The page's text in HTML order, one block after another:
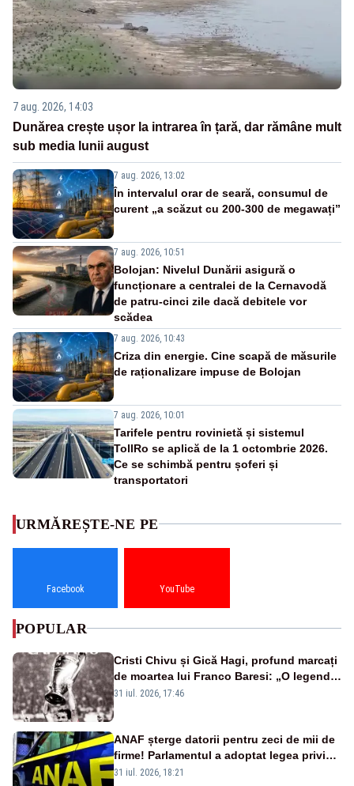
7 aug. 2026, 14:03
Dunărea crește ușor la intrarea în țară, dar rămâne mult
sub media lunii august
7 aug. 2026, 13:02
În intervalul orar de seară, consumul de
curent „a scăzut cu 200-300 de megawați”
7 aug. 2026, 10:51
Bolojan: Nivelul Dunării asigură o
funcționare a centralei de la Cernavodă
de patru-cinci zile dacă debitele vor
scădea
7 aug. 2026, 10:43
Criza din energie. Cine scapă de măsurile
de raționalizare impuse de Bolojan
7 aug. 2026, 10:01
Tarifele pentru rovinietă și sistemul
TollRo se aplică de la 1 octombrie 2026.
Ce se schimbă pentru șoferi și
transportatori
URMĂREȘTE-NE PE
Facebook YouTube
POPULAR
Cristi Chivu și Gică Hagi, profund marcați
de moartea lui Franco Baresi: „O legendă
a fotbalului mondial”
31 iul. 2026, 17:46
ANAF șterge datorii pentru zeci de mii de
firme! Parlamentul a adoptat legea privind
amnistia fiscală
31 iul. 2026, 18:21